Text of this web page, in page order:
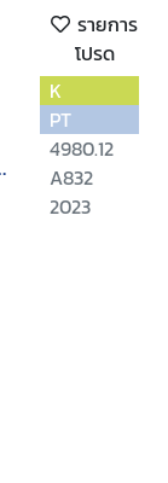
รายการ
โปรด
K
PT
4980.12
A832
2023